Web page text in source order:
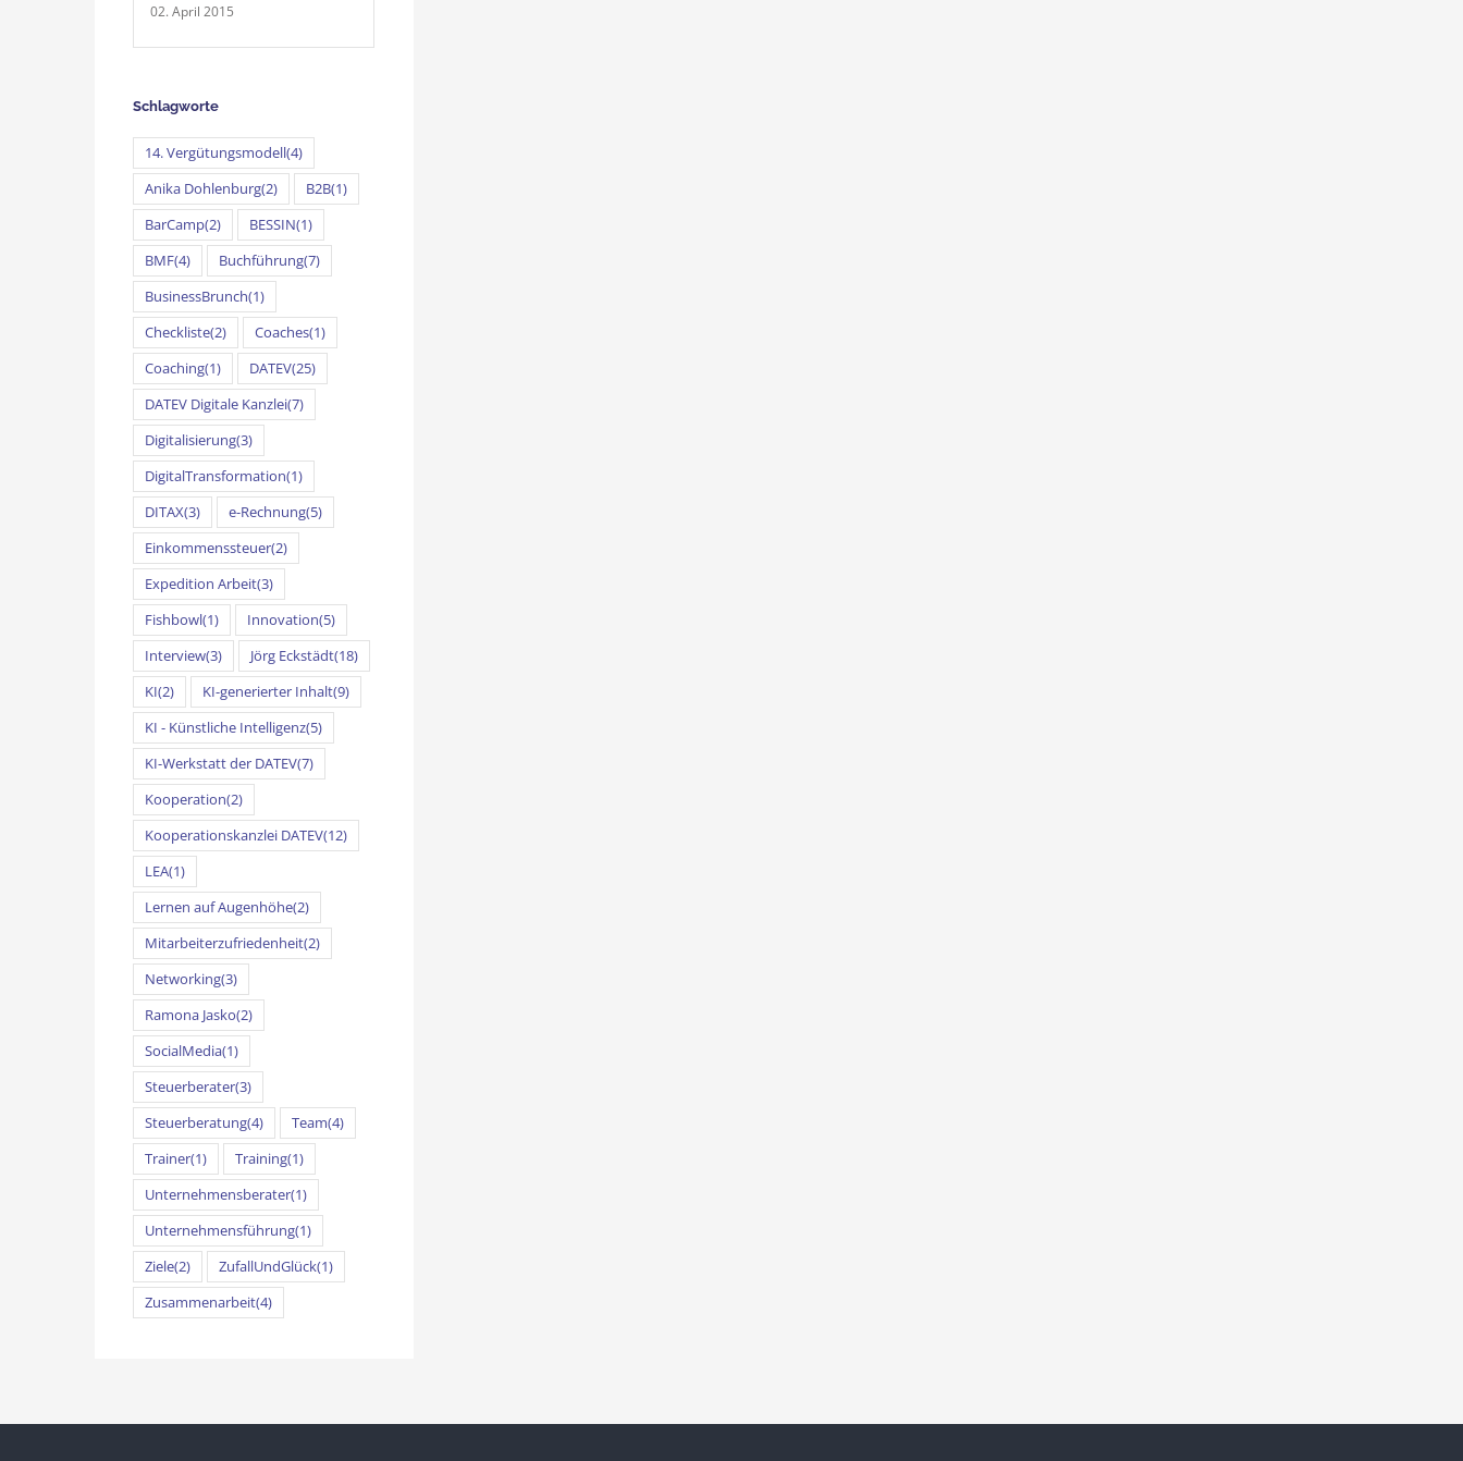
02. April 2015
Schlagworte
14. Vergütungsmodell(4)
Anika Dohlenburg(2) B2B(1)
BarCamp(2) BESSIN(1)
BMF(4) Buchführung(7)
BusinessBrunch(1)
Checkliste(2) Coaches(1)
Coaching(1) DATEV(25)
DATEV Digitale Kanzlei(7)
Digitalisierung(3)
DigitalTransformation(1)
DITAX(3) e-Rechnung(5)
Einkommenssteuer(2)
Expedition Arbeit(3)
Fishbowl(1) Innovation(5)
Interview(3) Jörg Eckstädt(18)
KI(2) KI-generierter Inhalt(9)
KI - Künstliche Intelligenz(5)
KI-Werkstatt der DATEV(7)
Kooperation(2)
Kooperationskanzlei DATEV(12)
LEA(1)
Lernen auf Augenhöhe(2)
Mitarbeiterzufriedenheit(2)
Networking(3)
Ramona Jasko(2)
SocialMedia(1)
Steuerberater(3)
Steuerberatung(4) Team(4)
Trainer(1) Training(1)
Unternehmensberater(1)
Unternehmensführung(1)
Ziele(2) ZufallUndGlück(1)
Zusammenarbeit(4)